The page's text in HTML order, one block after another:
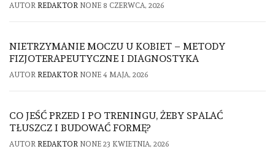
AUTOR REDAKTOR NONE 8 CZERWCA, 2026
NIETRZYMANIE MOCZU U KOBIET – METODY
FIZJOTERAPEUTYCZNE I DIAGNOSTYKA
AUTOR REDAKTOR NONE 4 MAJA, 2026
CO JEŚĆ PRZED I PO TRENINGU, ŻEBY SPALAĆ
TŁUSZCZ I BUDOWAĆ FORMĘ?
AUTOR REDAKTOR NONE 23 KWIETNIA, 2026